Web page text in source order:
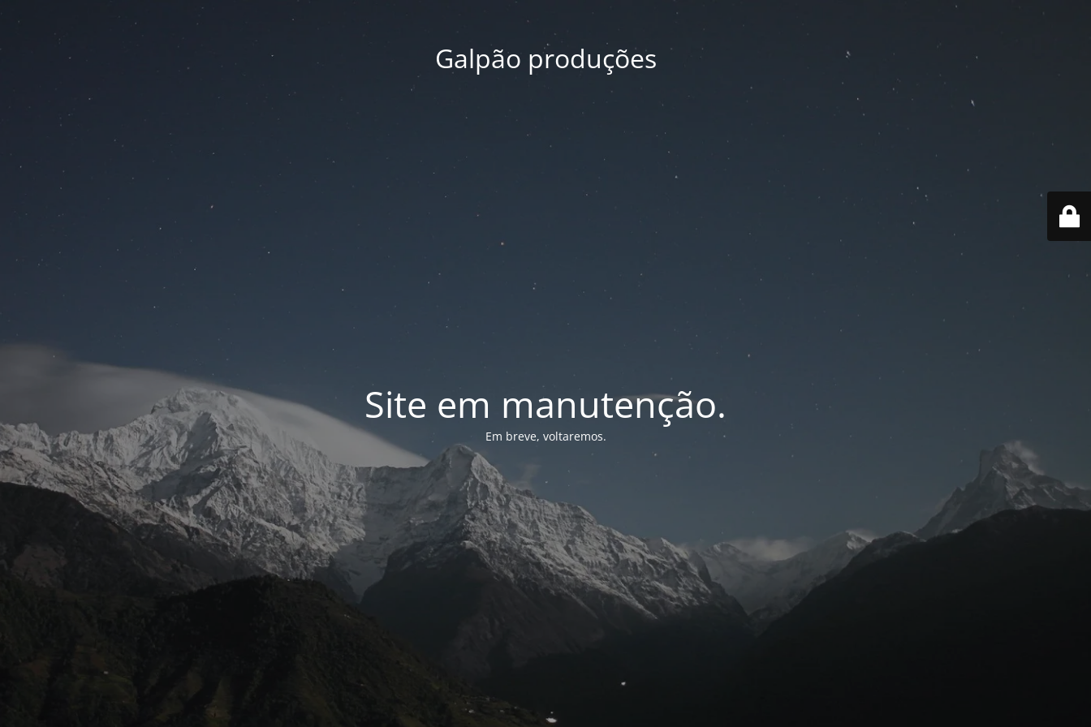
Galpão produções
Site em manutenção.
Em breve, voltaremos.